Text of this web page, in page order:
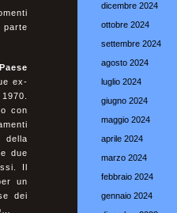
parte
Paese
ex-
con
due
Il
un
dei
dicembre 2024
ottobre 2024
settembre 2024
agosto 2024
luglio 2024
giugno 2024
maggio 2024
aprile 2024
marzo 2024
febbraio 2024
gennaio 2024